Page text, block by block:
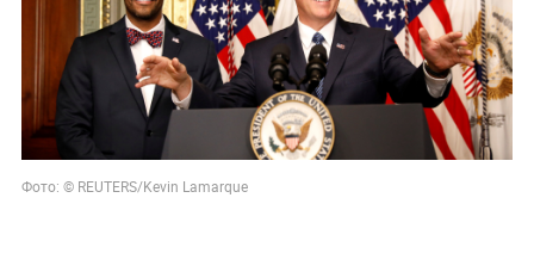
Фото: © REUTERS/Kevin Lamarque